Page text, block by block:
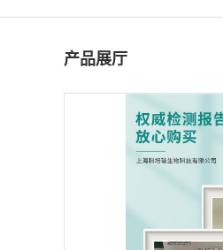
产品展厅